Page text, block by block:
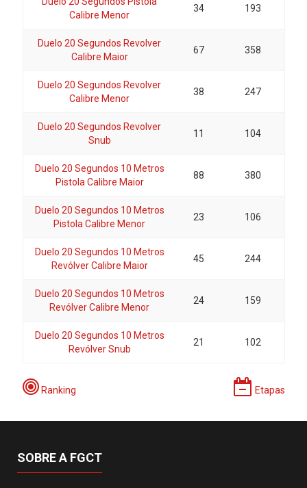
Calibre Menor
34 193
Duelo 20 Segundos Revolver
Calibre Maior
67 358
Duelo 20 Segundos Revolver
Calibre Menor
38 247
Duelo 20 Segundos Revolver
Snub
11 104
Duelo 20 Segundos 10 Metros
Pistola Calibre Maior
88 380
Duelo 20 Segundos 10 Metros
Pistola Calibre Menor
23 106
Duelo 20 Segundos 10 Metros
Revólver Calibre Maior
45 244
Duelo 20 Segundos 10 Metros
Revólver Calibre Menor
24 159
Duelo 20 Segundos 10 Metros
Revólver Snub
21 102
Ranking Etapas
SOBRE A FGCT